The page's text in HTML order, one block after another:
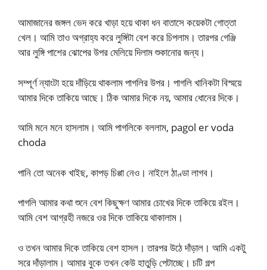
আমাজানের জঙ্গল ভেদ করে খাড়া হয়ে থাকা ধন বাতাসে কয়েকটা গোত্তা
খেল। আমি তাও অগ্রাহ্য করে লুঙ্গিটা বেশ করে চিপলাম। তারপর গেঞ্জি
আর লুঙ্গি পাশের ঝোপের উপর মেলিয়ে দিলাম শুকানোর জন্য।
সম্পূর্ণ ন্যাংটা হয়ে দাঁড়িয়ে থাকলাম পাগলির উপর। পাগলি খানিকটা বিস্ময়ে
আমার দিকে তাকিয়ে আছে। ঠিক আমার দিকে নয়, আমার ধোনের দিকে।
আমি মনে মনে হাসলাম। আমি পাগলিকে বললাম, pagol er voda
choda
পানি তো অনেক খাইছ, কাপড় চিপ্পা নেও। নাইলে ঠাণ্ডা লাগব।
পাগলি আমার কথা শুনে বেশ কিছুক্ষণ আমার চোখের দিকে তাকিয়ে রইল।
আমি বেশ আগ্রহী নজরে ওর দিকে তাকিয়ে থাকালাম।
ও তখন আমার দিকে তাকিয়ে বেশ হাসল। তারপর উঠে দাঁড়াল। আমি একটু
সরে দাঁড়ালাম। আমার বুকে তখন কেউ হাতুড়ি পেটাচ্ছে। চটি গল্প